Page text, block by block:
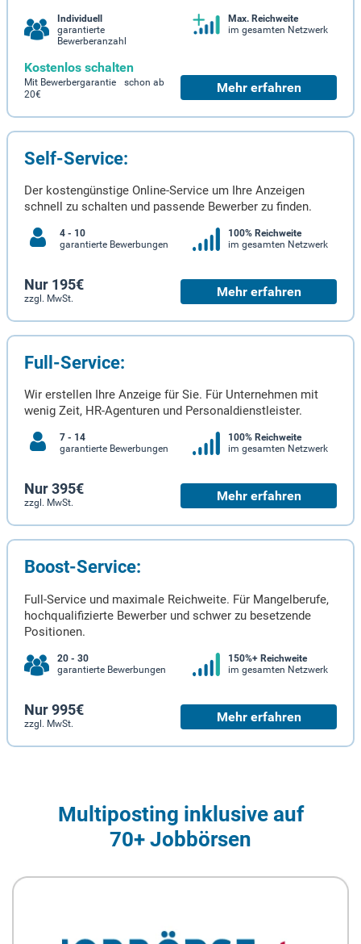
Individuell
garantierte
Bewerberanzahl
Max. Reichweite
im gesamten Netzwerk
Kostenlos schalten
Mit Bewerbergarantie schon ab
20€
Mehr erfahren
Self-Service:
Der kostengünstige Online-Service um Ihre Anzeigen
schnell zu schalten und passende Bewerber zu finden.
4 - 10
garantierte Bewerbungen
100% Reichweite
im gesamten Netzwerk
Nur 195€
zzgl. MwSt. Mehr erfahren
Full-Service:
Wir erstellen Ihre Anzeige für Sie. Für Unternehmen mit
wenig Zeit, HR-Agenturen und Personaldienstleister.
7 - 14
garantierte Bewerbungen
100% Reichweite
im gesamten Netzwerk
Nur 395€
zzgl. MwSt. Mehr erfahren
Boost-Service:
Full-Service und maximale Reichweite. Für Mangelberufe,
hochqualifizierte Bewerber und schwer zu besetzende
Positionen.
20 - 30
garantierte Bewerbungen
150%+ Reichweite
im gesamten Netzwerk
Nur 995€
zzgl. MwSt. Mehr erfahren
Multiposting inklusive auf
70+ Jobbörsen